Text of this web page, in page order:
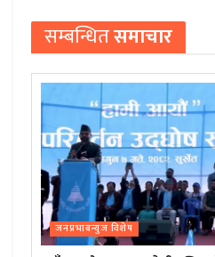
सम्बन्धितसमाचार
जनप्रभाबन्युज विशेष